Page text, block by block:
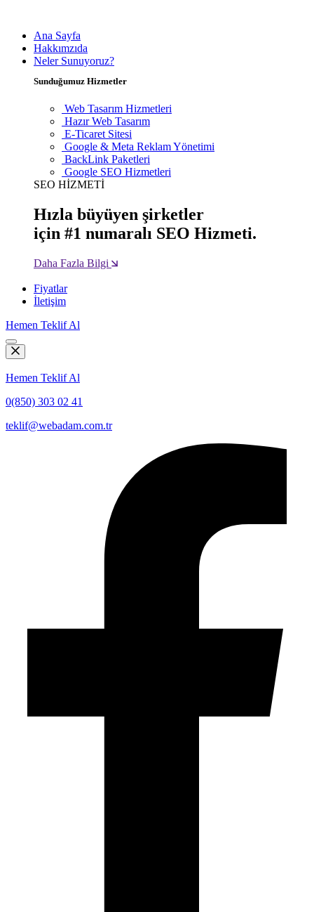
Ana Sayfa
Hakkımzıda
Neler Sunuyoruz?
Sunduğumuz Hizmetler
Web Tasarım Hizmetleri
Hazır Web Tasarım
E-Ticaret Sitesi
Google & Meta Reklam Yönetimi
BackLink Paketleri
Google SEO Hizmetleri
SEO HİZMETİ
Hızla büyüyen şirketler
için #1 numaralı SEO Hizmeti.
Daha Fazla Bilgi
Fiyatlar
İletişim
Hemen Teklif Al
Hemen Teklif Al
0(850) 303 02 41
teklif@webadam.com.tr